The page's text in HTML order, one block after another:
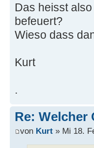
Das heisst
befeuert?
Wieso dass
Kurt
.
Re: Welcher
von Kurt » Mi 18.